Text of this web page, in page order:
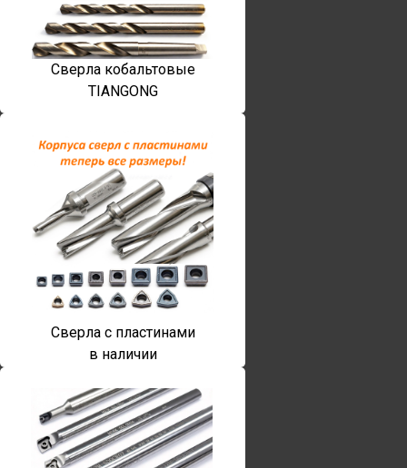
Сверла кобальтовые
TIANGONG
Сверла с пластинами
в наличии